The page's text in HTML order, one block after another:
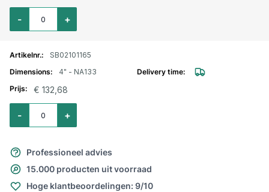
Aantal voor Storz lm. aansluitstuk buitendraad draaibaar 4" - NA148
+
-
SB02101165
4" - NA133
€ 132,68
Aantal voor Storz lm. aansluitstuk buitendraad draaibaar 4" - NA133
+
-
Professioneel advies
15.000 producten uit voorraad
Hoge klantbeoordelingen: 9/10